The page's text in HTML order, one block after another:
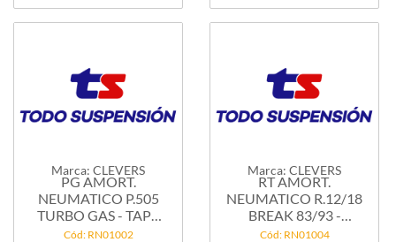
Marca: CLEVERS
PG AMORT.
NEUMATICO P.505
TURBO GAS - TAPA
BAUL -...
Cód: RN01002
Marca: CLEVERS
RT AMORT.
NEUMATICO R.12/18
BREAK 83/93 -
ASTRA...
Cód: RN01004